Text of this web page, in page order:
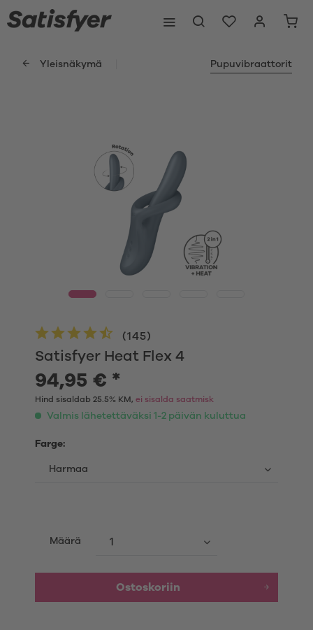
Yleisnäkymä Pupuvibraattorit
Satisfyer Heat Flex 4
(145)
94,95 € *
Hind sisaldab 25.5% KM, ei sisalda saatmisk
Valmis lähetettäväksi 1-2 päivän kuluttua
Farge:
Määrä
Ostoskoriin